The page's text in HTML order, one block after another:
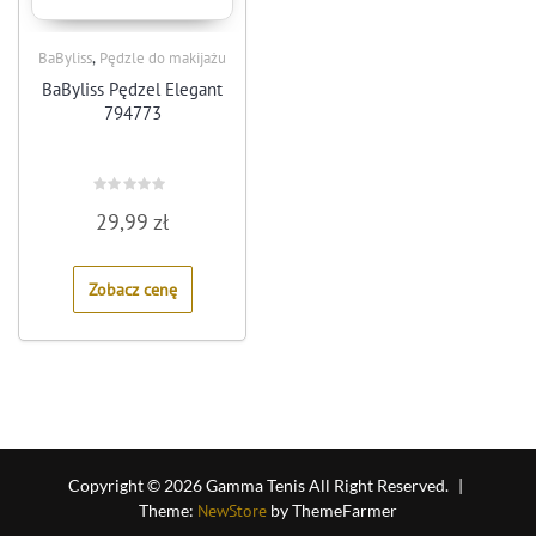
BaByliss, Pędzle do makijażu
BaByliss Pędzel Elegant
794773
0
out
5
29,99zł
Zobacz cenę
Copyright © 2026 Gamma Tenis All Right Reserved. |
Theme: NewStore by ThemeFarmer